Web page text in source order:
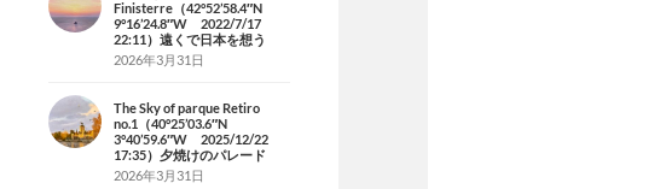
Finisterre（42°52’58.4″N
9°16’24.8″W 2022/7/17
22:11）遠くで日本を想う
2026年3月31日
The Sky of parque Retiro
no.1（40°25’03.6″N
3°40’59.6″W 2025/12/22
17:35）夕焼けのパレード
2026年3月31日